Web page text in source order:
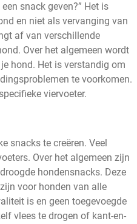
snack geven?” Het is
en niet als vervanging van
af van verschillende
Over het algemeen wordt
hond. Het is verstandig om
te voorkomen.
viervoeter.
snacks te creëren. Veel
Over het algemeen zijn
hondensnacks. Deze
voor honden van alle
is en geen toegevoegde
vlees te drogen of kant-en-